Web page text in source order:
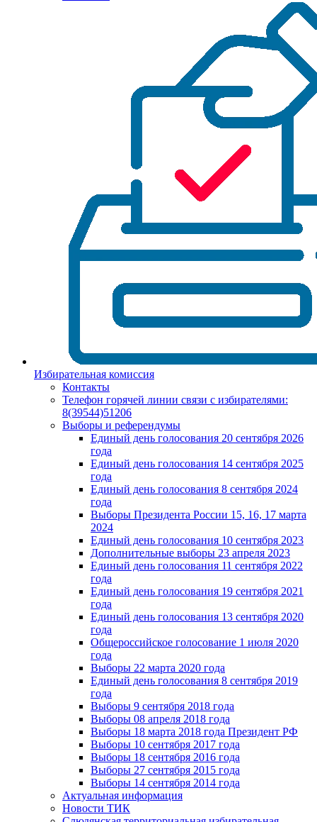
Избирательная комиссия
Контакты
Телефон горячей линии связи с избирателями:
8(39544)51206
Выборы и референдумы
Единый день голосования 20 сентября 2026
года
Единый день голосования 14 сентября 2025
года
Единый день голосования 8 сентября 2024
года
Выборы Президента России 15, 16, 17 марта
2024
Единый день голосования 10 сентября 2023
Дополнительные выборы 23 апреля 2023
Единый день голосования 11 сентября 2022
года
Единый день голосования 19 сентября 2021
года
Единый день голосования 13 сентября 2020
года
Общероссийское голосование 1 июля 2020
года
Выборы 22 марта 2020 года
Единый день голосования 8 сентября 2019
года
Выборы 9 сентября 2018 года
Выборы 08 апреля 2018 года
Выборы 18 марта 2018 года Президент РФ
Выборы 10 сентября 2017 года
Выборы 18 сентября 2016 года
Выборы 27 сентября 2015 года
Выборы 14 сентября 2014 года
Актуальная информация
Новости ТИК